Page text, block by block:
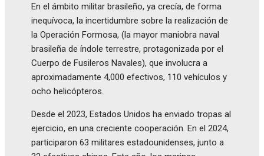
En el ámbito militar brasileño, ya crecía, de forma
inequívoca, la incertidumbre sobre la realización de
la Operación Formosa, (la mayor maniobra naval
brasileña de índole terrestre, protagonizada por el
Cuerpo de Fusileros Navales), que involucra a
aproximadamente 4,000 efectivos, 110 vehículos y
ocho helicópteros.
Desde el 2023, Estados Unidos ha enviado tropas al
ejercicio, en una creciente cooperación. En el 2024,
participaron 63 militares estadounidenses, junto a